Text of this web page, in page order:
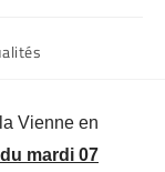
Vienne en
mardi 07